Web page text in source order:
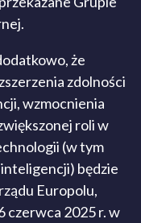
że
zdolności
wzmocnienia
roli w
(w tym
będzie
Europolu,
czerwca 2025 r. w